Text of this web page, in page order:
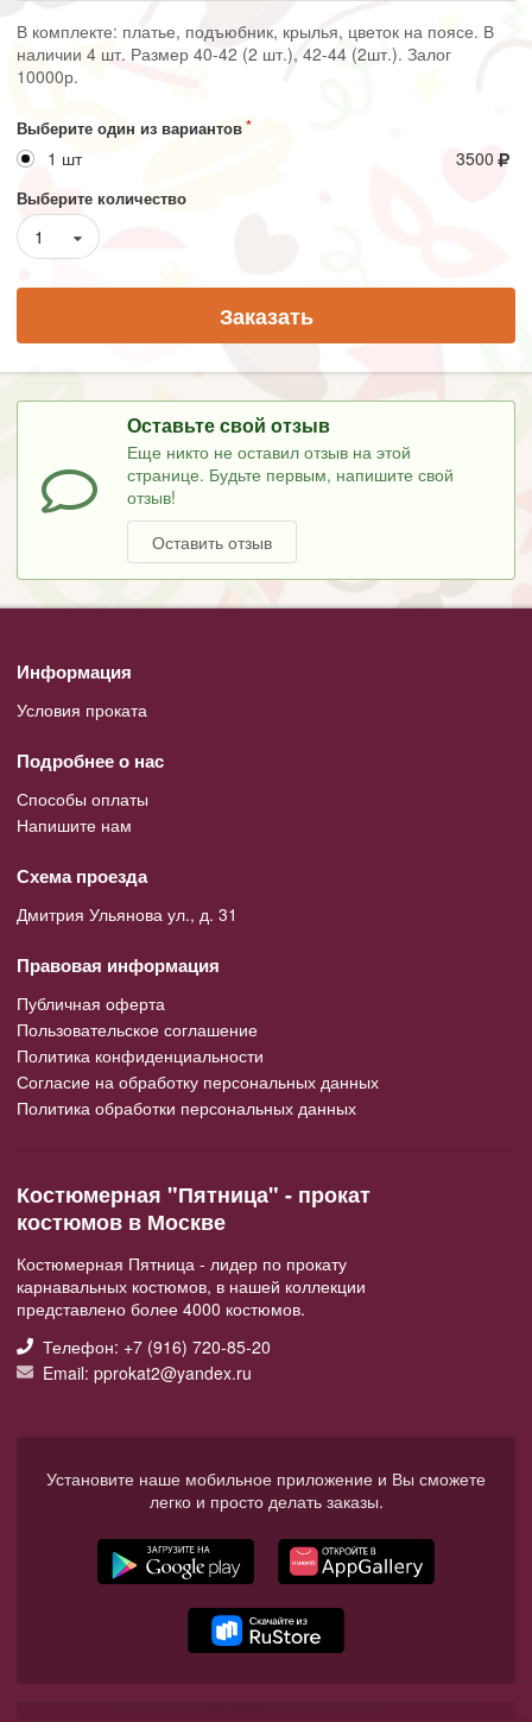
В комплекте: платье, подъюбник, крылья, цветок на поясе. В
наличии 4 шт. Размер 40-42 (2 шт.), 42-44 (2шт.). Залог
10000р.
Выберите один из вариантов
1 шт 3500
Выберите количество
1
Заказать
Оставьте свой отзыв
Еще никто не оставил отзыв на этой
странице. Будьте первым, напишите свой
отзыв!
Оставить отзыв
Информация
Условия проката
Подробнее о нас
Способы оплаты
Напишите нам
Схема проезда
Дмитрия Ульянова ул., д. 31
Правовая информация
Публичная оферта
Пользовательское соглашение
Политика конфиденциальности
Согласие на обработку персональных данных
Политика обработки персональных данных
Костюмерная "Пятница" - прокат
костюмов в Москве
Костюмерная Пятница - лидер по прокату
карнавальных костюмов, в нашей коллекции
представлено более 4000 костюмов.
Телефон: +7 (916) 720-85-20
Email: pprokat2@yandex.ru
Установите наше мобильное приложение и Вы сможете
легко и просто делать заказы.